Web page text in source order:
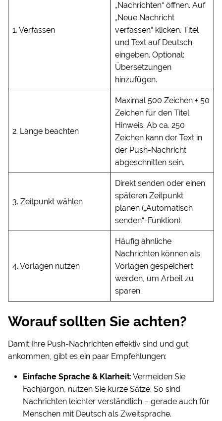
1. Verfassen
„Nachrichten“ öffnen. Auf
„Neue Nachricht
verfassen“ klicken. Titel
und Text auf Deutsch
eingeben. Optional:
Übersetzungen
hinzufügen.
2. Länge beachten
Maximal 500 Zeichen + 50
Zeichen für den Titel.
Hinweis: Ab ca. 250
Zeichen kann der Text in
der Push-Nachricht
abgeschnitten sein.
3. Zeitpunkt wählen
Direkt senden oder einen
späteren Zeitpunkt
planen („Automatisch
senden“-Funktion).
4. Vorlagen nutzen
Häufig ähnliche
Nachrichten können als
Vorlagen gespeichert
werden, um Arbeit zu
sparen.
Worauf sollten Sie achten?
Damit Ihre Push-Nachrichten effektiv sind und gut
ankommen, gibt es ein paar Empfehlungen:
Einfache Sprache & Klarheit: Vermeiden Sie
Fachjargon, nutzen Sie kurze Sätze. So sind
Nachrichten leichter verständlich – gerade auch für
Menschen mit Deutsch als Zweitsprache.